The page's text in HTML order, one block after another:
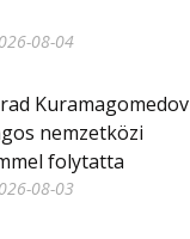
08-04
Kuramagomedov
nemzetközi
folytatta
08-03